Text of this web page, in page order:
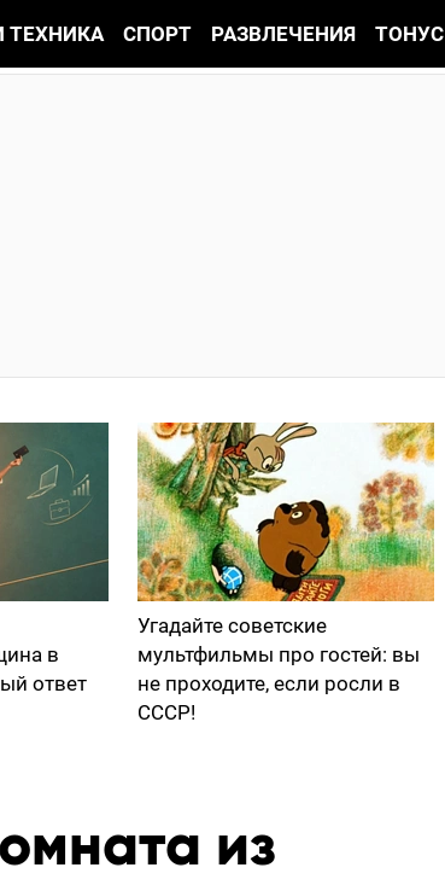
ТЕХНИКА СПОРТ РАЗВЛЕЧЕНИЯ ТОНУС
в
ответ
Угадайте советские
мультфильмы про гостей: вы
не проходите, если росли в
СССР!
из